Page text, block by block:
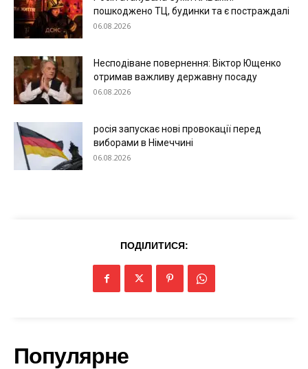
Меню
Київ
Україна
Політика
Світ
пошкоджено ТЦ, будинки та є постраждалі
06.08.2026
Несподіване повернення: Віктор Ющенко
отримав важливу державну посаду
06.08.2026
росія запускає нові провокації перед
виборами в Німеччині
06.08.2026
ПОДІЛИТИСЯ:
Популярне